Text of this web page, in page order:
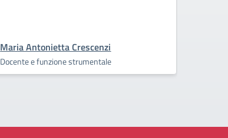
Maria Antonietta Crescenzi
Docente e funzione strumentale